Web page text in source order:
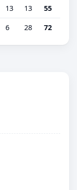
13 13 55
6 28 72